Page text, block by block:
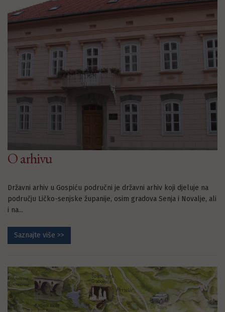
O arhivu
Državni arhiv u Gospiću područni je državni arhiv koji djeluje na
području Ličko-senjske županije, osim gradova Senja i Novalje, ali
i na...
Saznajte više >>